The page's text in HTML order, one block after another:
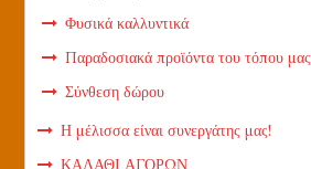
Φυσικά καλλυντικά
Παραδοσιακά προϊόντα του τόπου μας
Σύνθεση δώρου
Η μέλισσα είναι συνεργάτης μας!
ΚΑΛΑΘΙ ΑΓΟΡΩΝ